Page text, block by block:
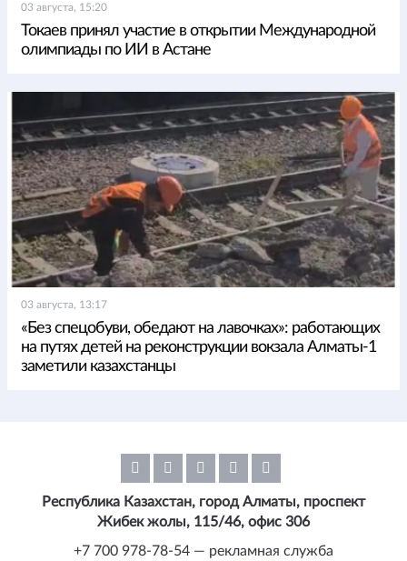
03 августа, 15:20
Токаев принял участие в открытии Международной
олимпиады по ИИ в Астане
03 августа, 13:17
«Без спецобуви, обедают на лавочках»: работающих
на путях детей на реконструкции вокзала Алматы-1
заметили казахстанцы
Республика Казахстан, город Алматы, проспект
Жибек жолы, 115/46, офис 306
+7 700 978-78-54 — рекламная служба